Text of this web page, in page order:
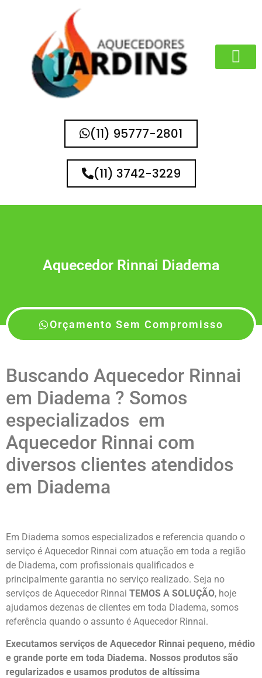
(11) 95777-2801
(11) 3742-3229
Aquecedor Rinnai Diadema
Orçamento Sem Compromisso
Buscando Aquecedor Rinnai
em Diadema ? Somos
especializados em
Aquecedor Rinnai com
diversos clientes atendidos
em Diadema
Em Diadema somos especializados e referencia quando o
serviço é Aquecedor Rinnai com atuação em toda a região
de Diadema, com profissionais qualificados e
principalmente garantia no serviço realizado. Seja no
serviços de Aquecedor Rinnai TEMOS A SOLUÇÃO, hoje
ajudamos dezenas de clientes em toda Diadema, somos
referência quando o assunto é Aquecedor Rinnai.
Executamos serviços de Aquecedor Rinnai pequeno, médio
e grande porte em toda Diadema. Nossos produtos são
regularizados e usamos produtos de altíssima